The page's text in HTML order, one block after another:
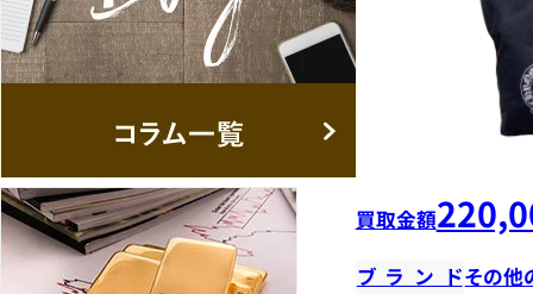
買取金額
ブランドその他